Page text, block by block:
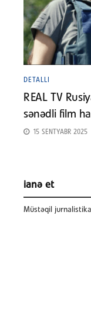
DETALLI
REAL TV
sənədli film
15 SENTYABR 2025
ianə et
Müstəqil